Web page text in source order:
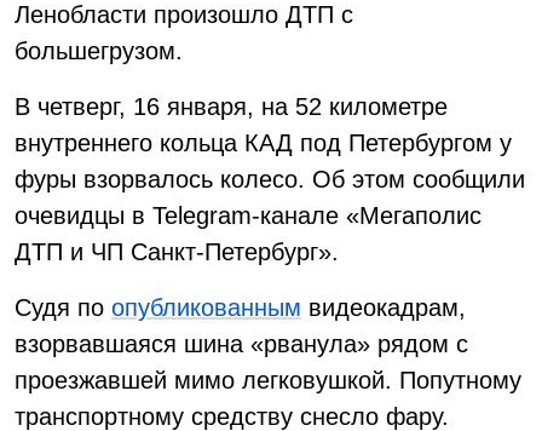
Ленобласти произошло ДТП с
большегрузом.
В четверг, 16 января, на 52 километре
внутреннего кольца КАД под Петербургом у
фуры взорвалось колесо. Об этом сообщили
очевидцы в Telegram-канале «Мегаполис
ДТП и ЧП Санкт-Петербург».
Судя по опубликованным видеокадрам,
взорвавшаяся шина «рванула» рядом с
проезжавшей мимо легковушкой. Попутному
транспортному средству снесло фару.